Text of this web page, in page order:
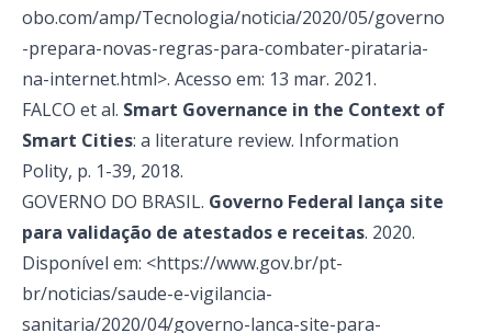
obo.com/amp/Tecnologia/noticia/2020/05/governo
-prepara-novas-regras-para-combater-pirataria-
na-internet.html>. Acesso em: 13 mar. 2021.
FALCO et al. Smart Governance in the Context of
Smart Cities: a literature review. Information
Polity, p. 1-39, 2018.
GOVERNO DO BRASIL. Governo Federal lança site
para validação de atestados e receitas. 2020.
Disponível em: <https://www.gov.br/pt-
br/noticias/saude-e-vigilancia-
sanitaria/2020/04/governo-lanca-site-para-